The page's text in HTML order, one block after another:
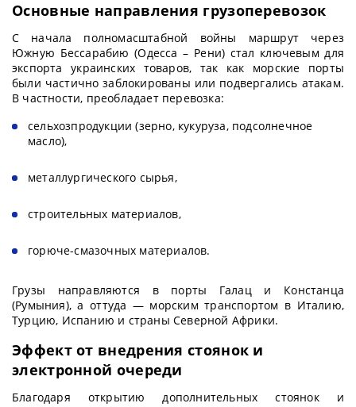
Основные направления грузоперевозок
С начала полномасштабной войны маршрут через
Южную Бессарабию (Одесса – Рени) стал ключевым для
экспорта украинских товаров, так как морские порты
были частично заблокированы или подвергались атакам.
В частности, преобладает перевозка:
сельхозпродукции (зерно, кукуруза, подсолнечное
масло),
металлургического сырья,
строительных материалов,
горюче-смазочных материалов.
Грузы направляются в порты Галац и Констанца
(Румыния), а оттуда — морским транспортом в Италию,
Турцию, Испанию и страны Северной Африки.
Эффект от внедрения стоянок и
электронной очереди
Благодаря открытию дополнительных стоянок и